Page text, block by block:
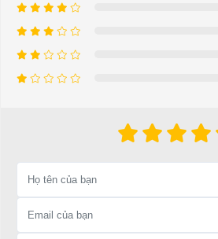
- Dịch vụ sửa chữa, thay thế phụ
xe ô tô điện.
thay thế phụ tùng, phụ kiện - thiết bị
Hân hạnh được phục vụ mọi